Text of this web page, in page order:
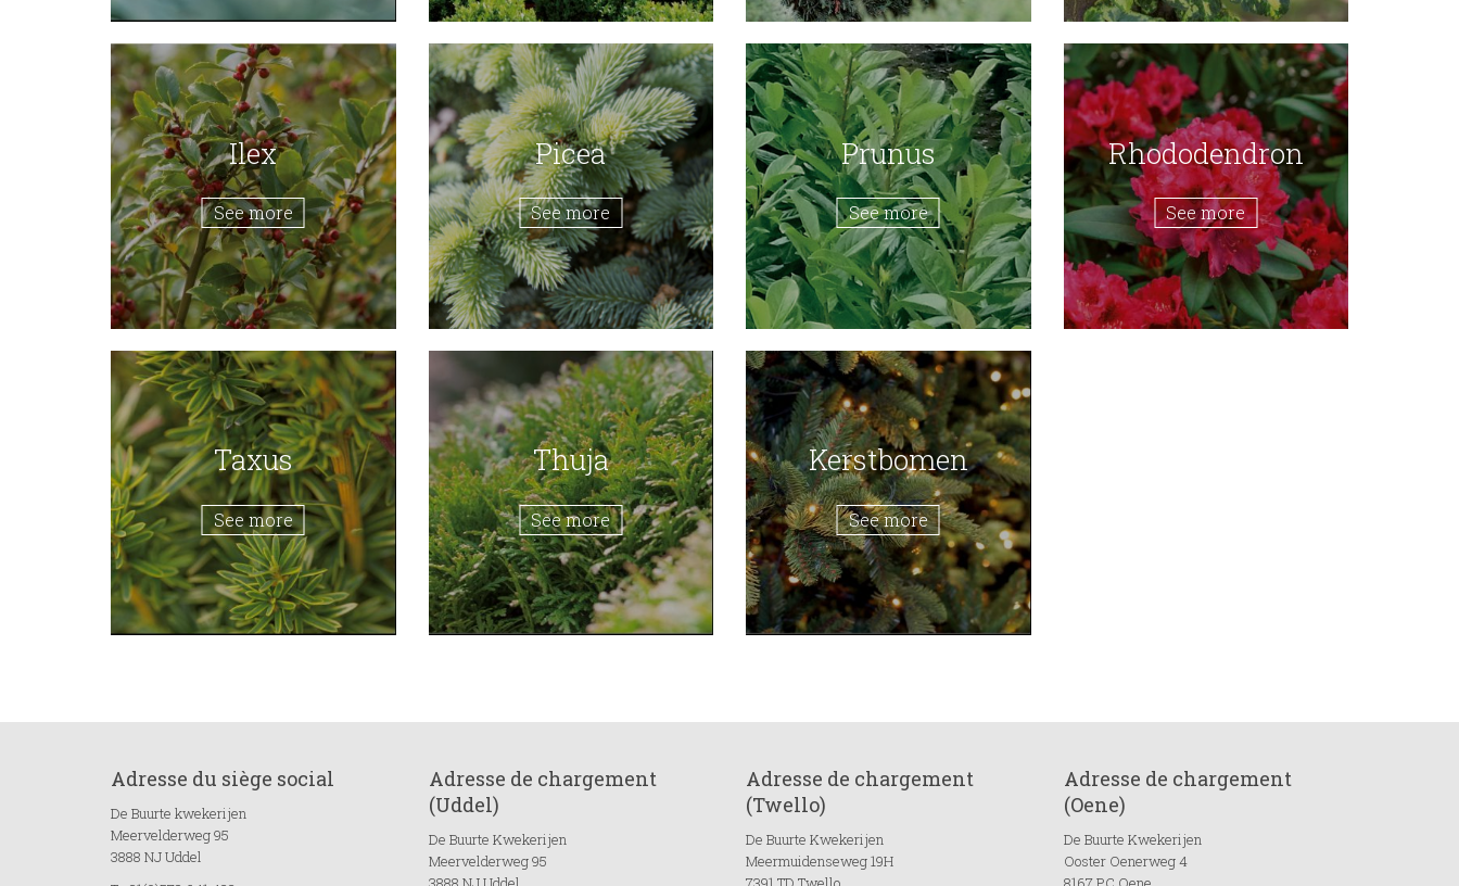
Ilex
See more
Picea
See more
Prunus
See more
Rhododendron
See more
Taxus
See more
Thuja
See more
Kerstbomen
See more
Adresse du siège social
De Buurte kwekerijen
Meervelderweg 95
3888 NJ Uddel
Adresse de chargement
(Uddel)
De Buurte Kwekerijen
Meervelderweg 95
Adresse de chargement
(Twello)
De Buurte Kwekerijen
Meermuidenseweg 19H
Adresse de chargement
(Oene)
De Buurte Kwekerijen
Ooster Oenerweg 4